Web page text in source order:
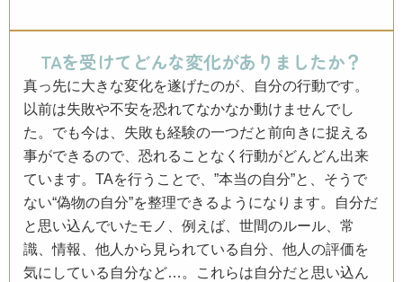
TAを受けてどんな変化がありましたか？
真っ先に大きな変化を遂げたのが、自分の行動です。
以前は失敗や不安を恐れてなかなか動けませんでし
た。でも今は、失敗も経験の一つだと前向きに捉える
事ができるので、恐れることなく行動がどんどん出来
ています。TAを行うことで、”本当の自分”と、そうで
ない“偽物の自分”を整理できるようになります。自分だ
と思い込んでいたモノ、例えば、世間のルール、常
識、情報、他人から見られている自分、他人の評価を
気にしている自分など…。これらは自分だと思い込ん